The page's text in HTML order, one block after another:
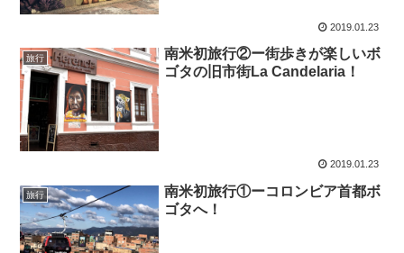
2019.01.23
旅行
南米初旅行②ー街歩きが楽しいボ
ゴタの旧市街La Candelaria！
2019.01.23
旅行
南米初旅行①ーコロンビア首都ボ
ゴタへ！